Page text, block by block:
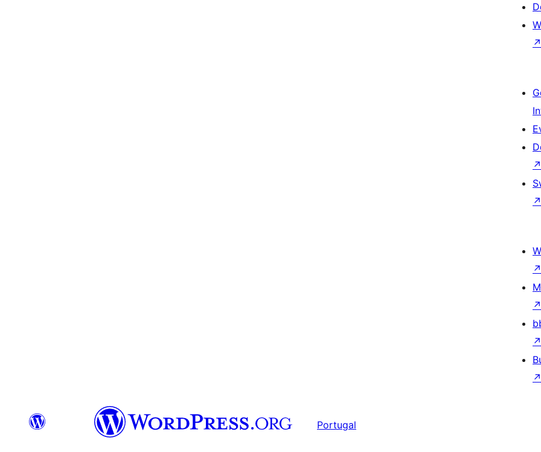
↗
↗
↗
↗
↗
↗
↗
Portugal